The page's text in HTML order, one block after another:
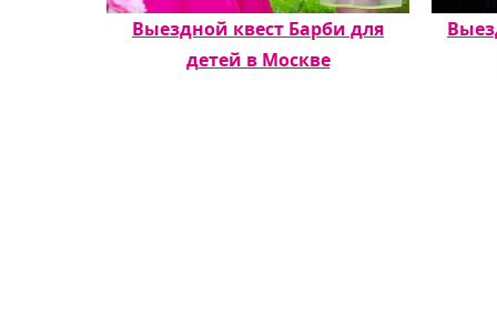
Выездной квест Барби для
детей в Москве